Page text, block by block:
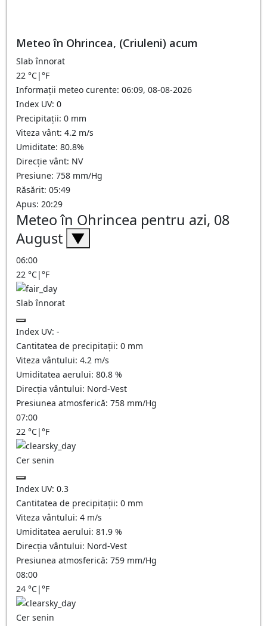
Meteo în Ohrincea, (Criuleni) acum
Slab înnorat
22 °C|°F
Informații meteo curente: 06:09, 08-08-2026
Index UV: 0
Precipitații: 0 mm
Viteza vânt: 4.2 m/s
Umiditate: 80.8%
Direcție vânt: NV
Presiune: 758 mm/Hg
Răsărit: 05:49
Apus: 20:29
Meteo în Ohrincea pentru azi, 08
August ▼
06:00
22 °C|°F
Slab înnorat
Index UV: -
Cantitatea de precipitații: 0 mm
Viteza vântului: 4.2 m/s
Umiditatea aerului: 80.8 %
Direcția vântului: Nord-Vest
Presiunea atmosferică: 758 mm/Hg
07:00
22 °C|°F
Cer senin
Index UV: 0.3
Cantitatea de precipitații: 0 mm
Viteza vântului: 4 m/s
Umiditatea aerului: 81.9 %
Direcția vântului: Nord-Vest
Presiunea atmosferică: 759 mm/Hg
08:00
24 °C|°F
Cer senin